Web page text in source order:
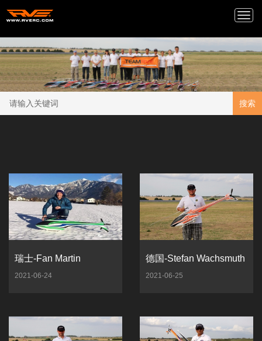
搜索
瑞士-Fan Martin
2021-06-24
德国-Stefan Wachsmuth
2021-06-25